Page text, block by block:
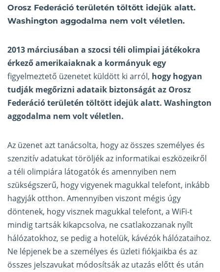
Orosz Federáció területén töltött idejük alatt.
Washington aggodalma nem volt véletlen.
2013 márciusában a szocsi téli olimpiai játékokra
érkező amerikaiaknak a kormányuk egy
figyelmeztető üzenetet küldött ki arról, hogy hogyan
tudják megőrizni adataik biztonságát az Orosz
Federáció területén töltött idejük alatt. Washington
aggodalma nem volt véletlen.
Az üzenet azt tanácsolta, hogy az összes személyes és
szenzitív adatukat töröljék az informatikai eszközeikről
a téli olimpiára látogatók és amennyiben nem
szükségszerű, hogy vigyenek magukkal telefont, inkább
hagyják otthon. Amennyiben viszont mégis úgy
döntenek, hogy visznek magukkal telefont, a WiFi-t
mindig tartsák kikapcsolva, ne csatlakozzanak nyílt
hálózatokhoz, se pedig a hotelük, kávézók hálózataihoz.
Ne lépjenek be a személyes és üzleti fiókjaikba és az
összes jelszavukat módosítsák az utazás előtt és után